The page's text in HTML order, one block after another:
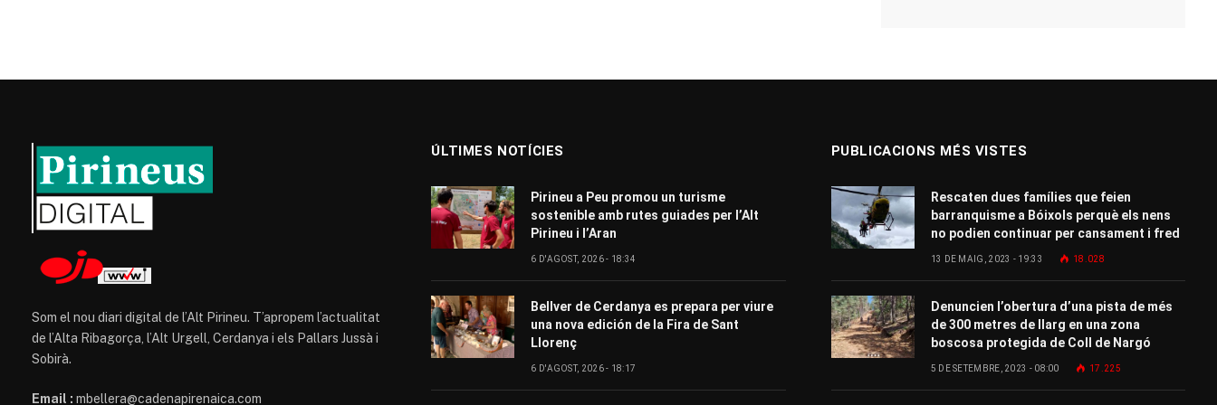
Som el nou diari digital de l’Alt Pirineu. T’apropem l’actualitat
de l’Alta Ribagorça, l’Alt Urgell, Cerdanya i els Pallars Jussà i
Sobirà.
Email : mbellera@cadenapirenaica.com
ÚLTIMES NOTÍCIES
Pirineu a Peu promou un turisme
sostenible amb rutes guiades per l’Alt
Pirineu i l’Aran
6 D'AGOST, 2026 - 18:34
Bellver de Cerdanya es prepara per viure
una nova edición de la Fira de Sant
Llorenç
6 D'AGOST, 2026 - 18:17
PUBLICACIONS MÉS VISTES
Rescaten dues famílies que feien
barranquisme a Bóixols perquè els nens
no podien continuar per cansament i fred
13 DE MAIG, 2023 - 19:33 18.028
Denuncien l’obertura d’una pista de més
de 300 metres de llarg en una zona
boscosa protegida de Coll de Nargó
5 DE SETEMBRE, 2023 - 08:00 17.225